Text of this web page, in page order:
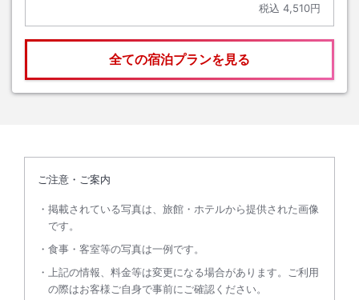
税込 4,510円
全ての宿泊プランを見る
ご注意・ご案内
掲載されている写真は、旅館・ホテルから提供された画像
です。
食事・客室等の写真は一例です。
上記の情報、料金等は変更になる場合があります。ご利用
の際はお客様ご自身で事前にご確認ください。